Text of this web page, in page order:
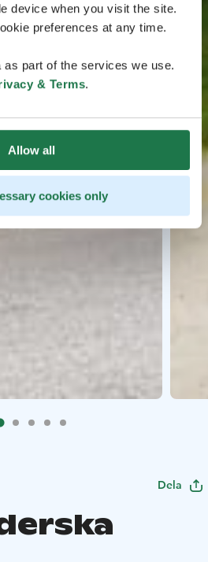
device when you visit the site.
preferences at any time.
part of the services we use.
& Terms.
Allow all
cookies only
Dela